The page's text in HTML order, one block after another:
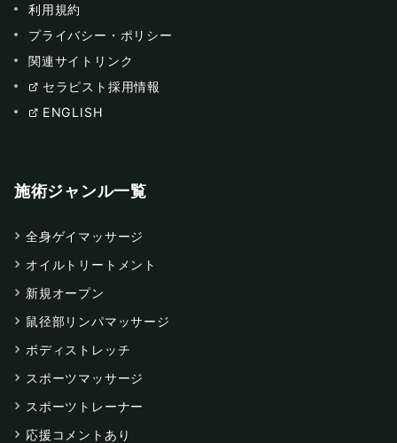
利用規約
プライバシー・ポリシー
関連サイトリンク
セラピスト採用情報
ENGLISH
施術ジャンル一覧
全身ゲイマッサージ
オイルトリートメント
新規オープン
鼠径部リンパマッサージ
ボディストレッチ
スポーツマッサージ
スポーツトレーナー
応援コメントあり